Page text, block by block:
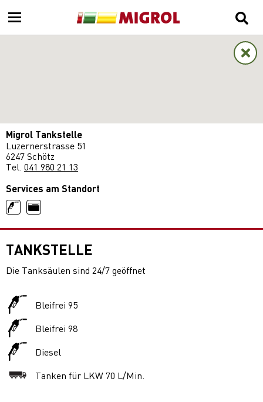
Migrol Tankstelle
Luzernerstrasse 51
6247 Schötz
Tel. 041 980 21 13
Services am Standort
TANKSTELLE
Die Tanksäulen sind 24/7 geöffnet
Bleifrei 95
Bleifrei 98
Diesel
Tanken für LKW 70 L/Min.